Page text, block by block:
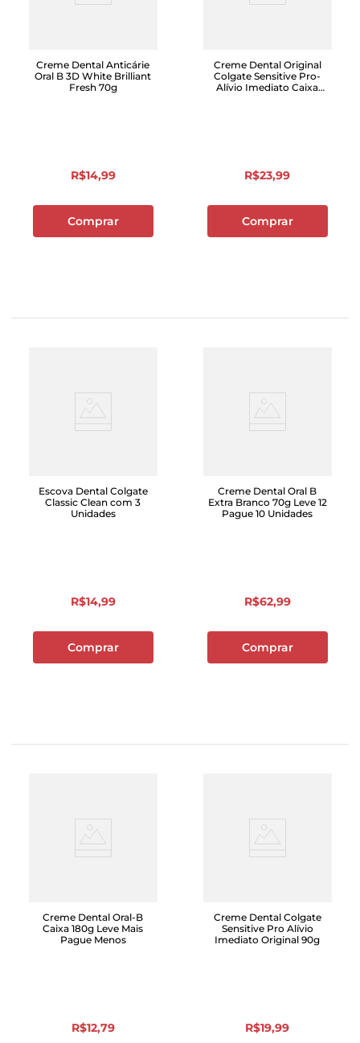
Creme Dental Anticárie
Oral B 3D White Brilliant
Fresh 70g
R$14,99
Comprar
Creme Dental Original
Colgate Sensitive Pro-
Alívio Imediato Caixa
R$23,99
Comprar
Escova Dental Colgate
Classic Clean com 3
Unidades
R$14,99
Comprar
Creme Dental Oral B
Extra Branco 70g Leve 12
Pague 10 Unidades
R$62,99
Comprar
Creme Dental Oral-B
Caixa 180g Leve Mais
Pague Menos
R$12,79
Creme Dental Colgate
Sensitive Pro Alívio
Imediato Original 90g
R$19,99